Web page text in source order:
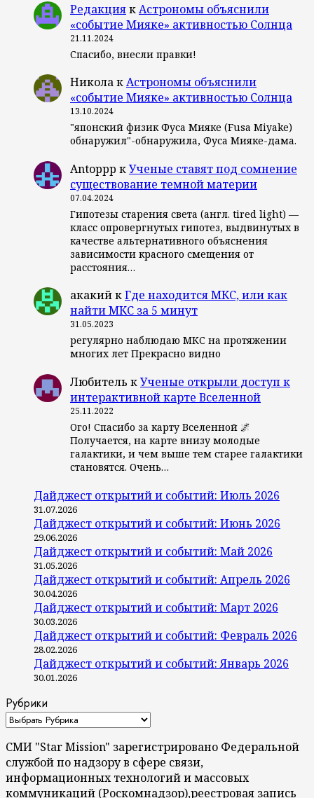
РедакциякАстрономы объяснили
«событие Мияке» активностью Солнца
21.11.2024
Спасибо, внесли правки!
НиколакАстрономы объяснили
«событие Мияке» активностью Солнца
13.10.2024
"японский физик Фуса Мияке (Fusa Miyake)
обнаружил"-обнаружила, Фуса Мияке-дама.
Antoppp кУченые ставят под сомнение
существование темной материи
07.04.2024
Гипотезы старения света (англ. tired light) —
класс опровергнутых гипотез, выдвинутых в
качестве альтернативного объяснения
зависимости красного смещения от
расстояния…
акакийкГде находится МКС, или как
найти МКС за 5 минут
31.05.2023
регулярно наблюдаю МКС на протяжении
многих лет Прекрасно видно
Любитель кУченые открыли доступ к
интерактивной карте Вселенной
25.11.2022
Ого! Спасибо за карту Вселенной 🌌
Получается, на карте внизу молодые
галактики, и чем выше тем старее галактики
становятся. Очень…
Дайджест открытий и событий: Июль 2026
31.07.2026
Дайджест открытий и событий: Июнь 2026
29.06.2026
Дайджест открытий и событий: Май 2026
31.05.2026
Дайджест открытий и событий: Апрель 2026
30.04.2026
Дайджест открытий и событий: Март 2026
30.03.2026
Дайджест открытий и событий: Февраль 2026
28.02.2026
Дайджест открытий и событий: Январь 2026
30.01.2026
Рубрики
СМИ "Star Mission" зарегистрировано Федеральной
службой по надзору в сфере связи,
информационных технологий и массовых
коммуникаций (Роскомнадзор),реестровая запись